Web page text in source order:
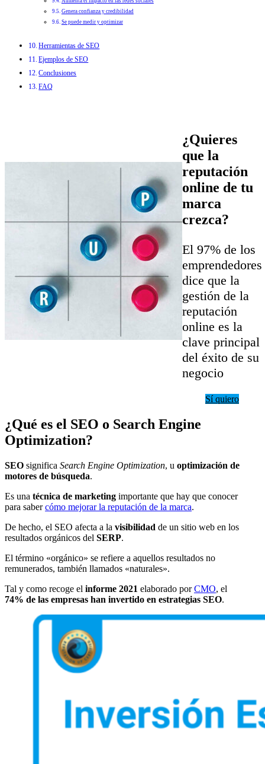
Genera confianza y credibilidad
Se puede medir y optimizar
Herramientas de SEO
Ejemplos de SEO
Conclusiones
FAQ
¿Quieres
que la
reputación
online de tu
marca
crezca?
El 97% de los
emprendedores
dice que la
gestión de la
reputación
online es la
clave principal
del éxito de su
negocio
Sí quiero
¿Qué es el SEO o Search Engine
Optimization?
SEO significa Search Engine Optimization, u optimización de
motores de búsqueda.
Es una técnica de marketing importante que hay que conocer
para sabercómo mejorar la reputación de la marca.
De hecho, el SEO afecta a la visibilidad de un sitio web en los
resultados orgánicos del SERP.
El término «orgánico» se refiere a aquellos resultados no
remunerados, también llamados «naturales».
Tal y como recoge el informe 2021 elaborado porCMO, el
74% de las empresas han invertido en estrategias SEO.